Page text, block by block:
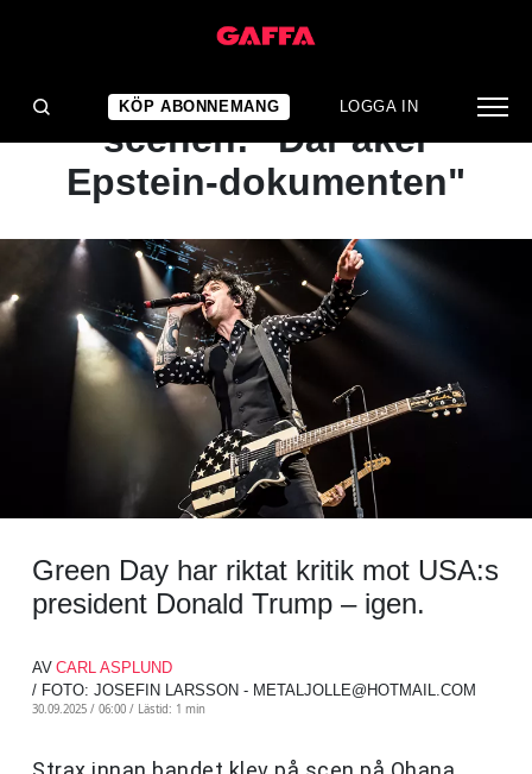
KÖP ABONNEMANG LOGGA IN
NYHET
Bandets känga från
scenen: "Där åker
Epstein-dokumenten"
Green Day har riktat kritik mot USA:s
president Donald Trump – igen.
AV CARL ASPLUND
/ FOTO: JOSEFIN LARSSON - METALJOLLE@HOTMAIL.COM
30.09.2025 / 06:00 / Lästid: 1 min